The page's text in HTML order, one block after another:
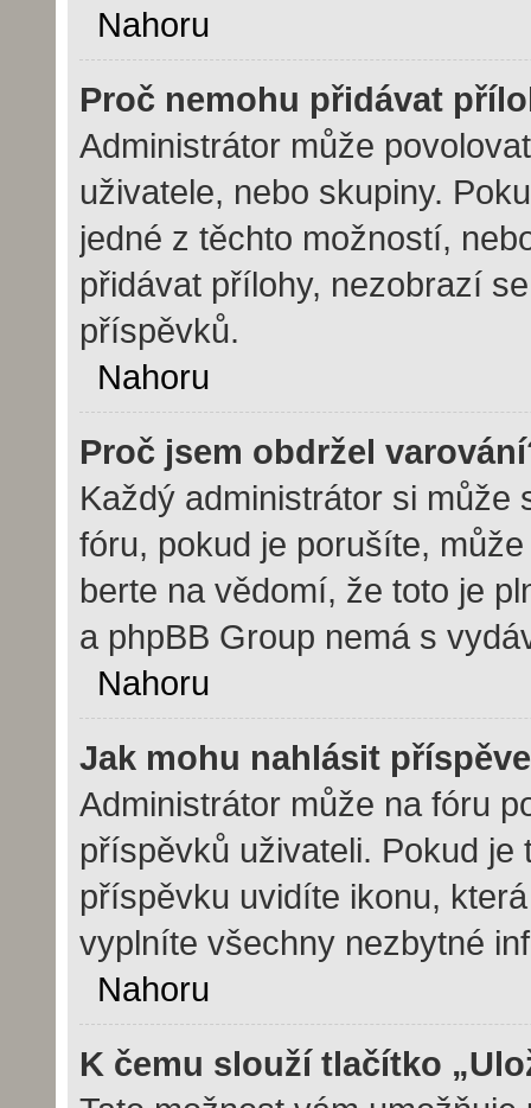
Nahoru
Proč nemohu přidávat
Administrátor může
uživatele, nebo skupiny.
jedné z těchto možností,
přidávat přílohy, nezobrazí
příspěvků.
Nahoru
Proč jsem obdržel
Každý administrátor si může
fóru, pokud je porušíte,
berte na vědomí, že toto je
a phpBB Group nemá s
Nahoru
Jak mohu nahlásit
Administrátor může na fóru
příspěvků uživateli. Pokud
příspěvku uvidíte ikonu,
vyplníte všechny nezbytné
Nahoru
K čemu slouží tlačítko